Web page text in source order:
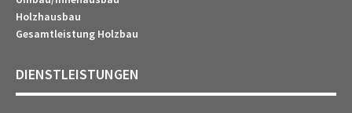
Holzhausbau
Gesamtleistung Holzbau
DIENSTLEISTUNGEN